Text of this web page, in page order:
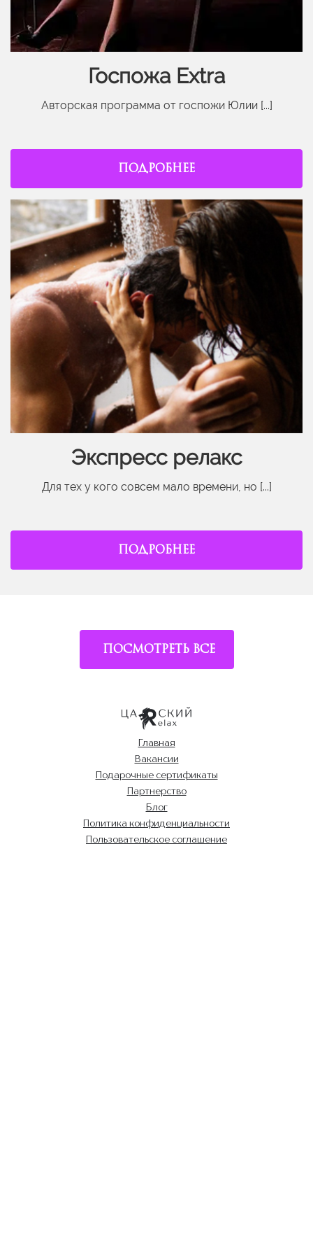
Госпожа Extra
Авторская программа от госпожи Юлии [...]
ПОДРОБНЕЕ
Экспресс релакс
Для тех у кого совсем мало времени, но [...]
ПОДРОБНЕЕ
ПОСМОТРЕТЬ ВСЕ
Главная
Вакансии
Подарочные сертификаты
Партнерство
Блог
Политика конфиденциальности
Пользовательское соглашение